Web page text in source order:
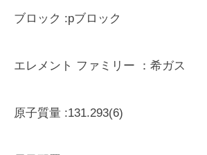
ブロック :pブロック
エレメント ファミリー ：希ガス
原子質量 :131.293(6)